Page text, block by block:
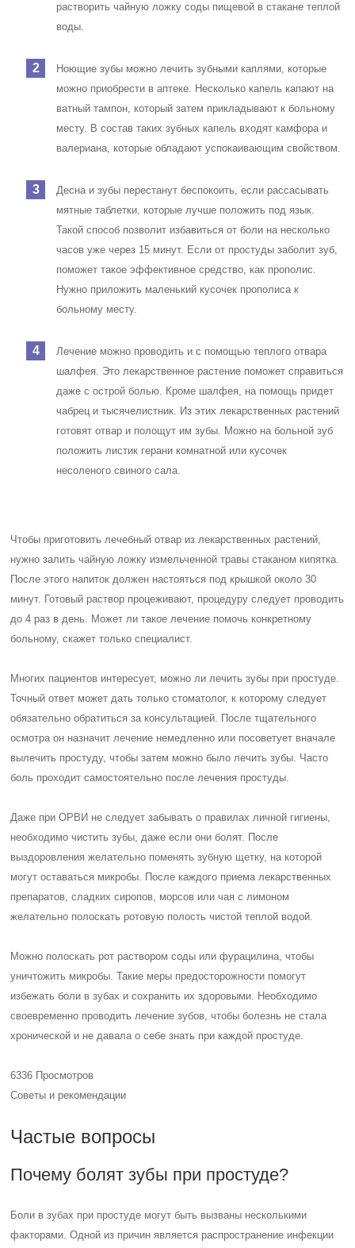
растворить чайную ложку соды пищевой в стакане теплой
воды.
Ноющие зубы можно лечить зубными каплями, которые
можно приобрести в аптеке. Несколько капель капают на
ватный тампон, который затем прикладывают к больному
месту. В состав таких зубных капель входят камфора и
валериана, которые обладают успокаивающим свойством.
Десна и зубы перестанут беспокоить, если рассасывать
мятные таблетки, которые лучше положить под язык.
Такой способ позволит избавиться от боли на несколько
часов уже через 15 минут. Если от простуды заболит зуб,
поможет такое эффективное средство, как прополис.
Нужно приложить маленький кусочек прополиса к
больному месту.
Лечение можно проводить и с помощью теплого отвара
шалфея. Это лекарственное растение поможет справиться
даже с острой болью. Кроме шалфея, на помощь придет
чабрец и тысячелистник. Из этих лекарственных растений
готовят отвар и полощут им зубы. Можно на больной зуб
положить листик герани комнатной или кусочек
несоленого свиного сала.
Чтобы приготовить лечебный отвар из лекарственных растений,
нужно залить чайную ложку измельченной травы стаканом кипятка.
После этого напиток должен настояться под крышкой около 30
минут. Готовый раствор процеживают, процедуру следует проводить
до 4 раз в день. Может ли такое лечение помочь конкретному
больному, скажет только специалист.
Многих пациентов интересует, можно ли лечить зубы при простуде.
Точный ответ может дать только стоматолог, к которому следует
обязательно обратиться за консультацией. После тщательного
осмотра он назначит лечение немедленно или посоветует вначале
вылечить простуду, чтобы затем можно было лечить зубы. Часто
боль проходит самостоятельно после лечения простуды.
Даже при ОРВИ не следует забывать о правилах личной гигиены,
необходимо чистить зубы, даже если они болят. После
выздоровления желательно поменять зубную щетку, на которой
могут оставаться микробы. После каждого приема лекарственных
препаратов, сладких сиропов, морсов или чая с лимоном
желательно полоскать ротовую полость чистой теплой водой.
Можно полоскать рот раствором соды или фурацилина, чтобы
уничтожить микробы. Такие меры предосторожности помогут
избежать боли в зубах и сохранить их здоровыми. Необходимо
своевременно проводить лечение зубов, чтобы болезнь не стала
хронической и не давала о себе знать при каждой простуде.
6336 Просмотров
Советы и рекомендации
Частые вопросы
Почему болят зубы при простуде?
Боли в зубах при простуде могут быть вызваны несколькими
факторами. Одной из причин является распространение инфекции